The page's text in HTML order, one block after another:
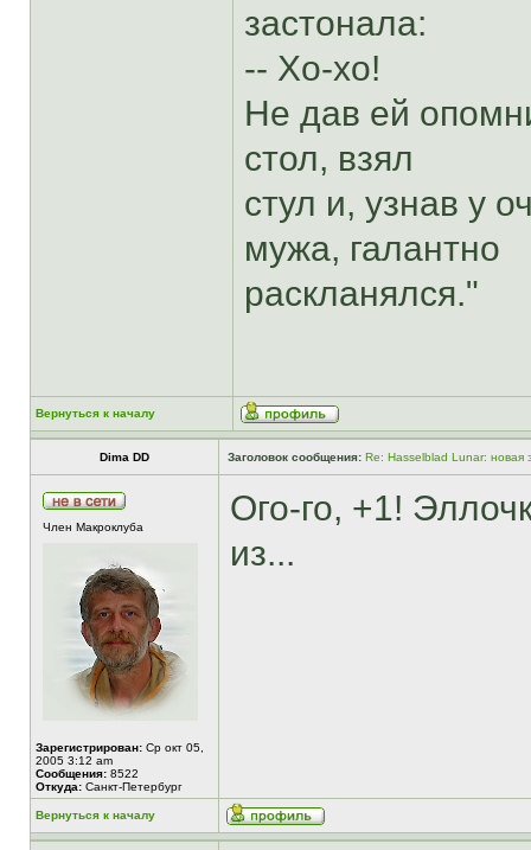
застонала:
-- Хо-хо!
Не дав ей
стол, взял
стул и, узнав у
мужа, галантно
раскланялся."
Вернуться к началу
Dima DD Заголовок сообщения: Re: Hasselblad Lunar: новая
Член Макроклуба
Зарегистрирован: Ср окт 05,
2005 3:12 am
Сообщения: 8522
Откуда: Санкт-Петербург
Ого-го, +1!
из...
Вернуться к началу